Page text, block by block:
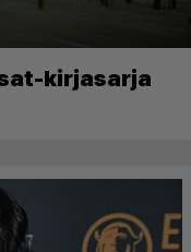
kirjasarja